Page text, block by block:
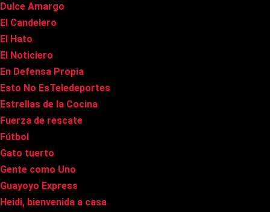
Dulce Amargo
El Candelero
El Hato
El Noticiero
En Defensa Propia
Esto No EsTeledeportes
Estrellas de la Cocina
Fuerza de rescate
Fútbol
Gato tuerto
Gente como Uno
Guayoyo Express
Heidi, bienvenida a casa